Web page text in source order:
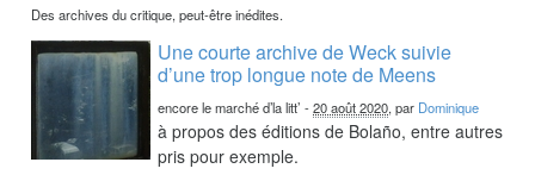
Des archives du critique, peut-être inédites.
Une courte archive de Weck suivie
d’une trop longue note de Meens
encore le marché d’la litt’ -20 août 2020, par Dominique
à propos des éditions de Bolaño, entre autres
pris pour exemple.